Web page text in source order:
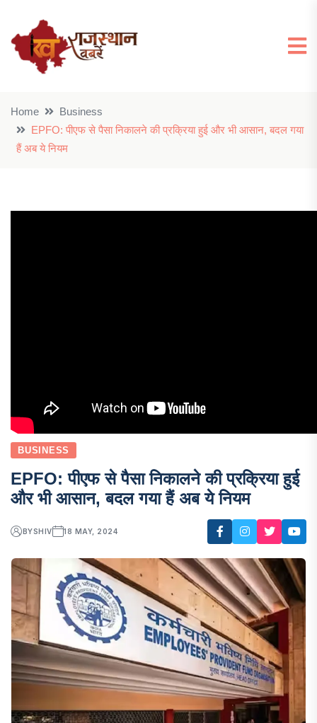
Home
Business
EPFO: पीएफ से पैसा निकालने की प्रक्रिया हुई और भी आसान, बदल गया
हैं अब ये नियम
BUSINESS
EPFO: पीएफ से पैसा निकालने की प्रक्रिया हुई
और भी आसान, बदल गया हैं अब ये नियम
BYSHIV 18 MAY, 2024